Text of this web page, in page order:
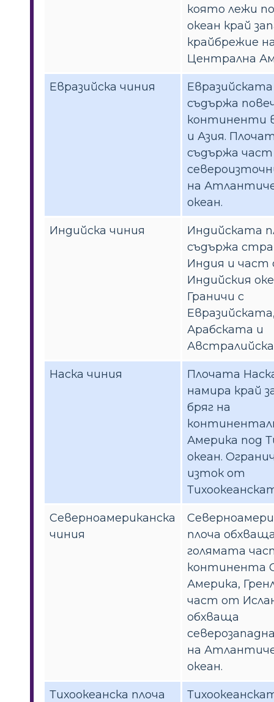
която лежи
океан край
крайбрежие
Централна
Евразийска чиния
съдържа
континенти
и Азия.
съдържа
на
океан.
Индийска чиния
Индийската
съдържа
Индия и
Индийския
Граничи с
Арабската и
Наска чиния
Плочата
намира край
бряг на
Америка под
океан.
изток от
Северноамериканска
чиния
плоча
голямата
континента
Америка,
част от
обхваща
на
океан.
Тихоокеанска плоча